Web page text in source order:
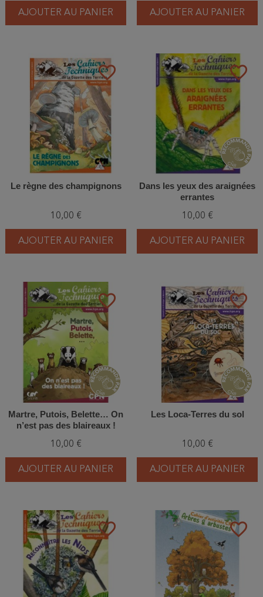
AJOUTER AU PANIER AJOUTER AU PANIER
favorite_border
Le règne des champignons
10,00 €
AJOUTER AU PANIER
favorite_border
Dans les yeux des araignées
errantes
10,00 €
AJOUTER AU PANIER
favorite_border
Martre, Putois, Belette… On
n’est pas des blaireaux !
10,00 €
AJOUTER AU PANIER
favorite_border
Les Loca-Terres du sol
10,00 €
AJOUTER AU PANIER
favorite_border favorite_border